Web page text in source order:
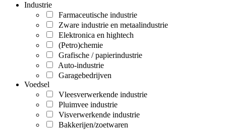
Industrie
Farmaceutische industrie
Zware industrie en metaalindustrie
Elektronica en hightech
(Petro)chemie
Grafische / papierindustrie
Auto-industrie
Garagebedrijven
Voedsel
Vleesverwerkende industrie
Pluimvee industrie
Visverwerkende industrie
Bakkerijen/zoetwaren